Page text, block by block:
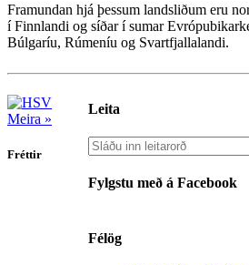
Framundan hjá þessum landsliðum eru
í Finnlandi og síðar í sumar
Búlgaríu, Rúmeníu og Svartfjallalandi.
Leita
Fylgstu með á Facebook
Félög
Meira »
Fréttir